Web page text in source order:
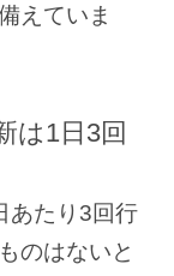
えていま
は1日3回
あたり3回行
のはないと